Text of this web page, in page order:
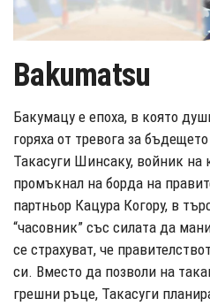
Bakumatsu
Бакумацу е епоха, в която
горяха от тревога за
Такасуги Шинсаку, войник на
промъкнал на борда на
партньор Кацура Когору, в
“часовник” със силата да
се страхуват, че
си. Вместо да позволи на
грешни ръце, Такасуги